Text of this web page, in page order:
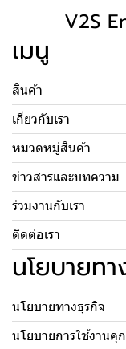
V2S
เมนู
สินค้า
เกี่ยวกับเรา
หมวดหมู่สินค้า
ข่าวสารและบทความ
ร่วมงานกับเรา
ติดต่อเรา
นโยบายท
นโยบายทางธุรกิจ
นโยบายการใช้งานคุ